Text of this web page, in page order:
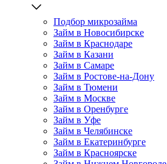
Подбор микрозайма
Займ в Новосибирске
Займ в Краснодаре
Займ в Казани
Займ в Самаре
Займ в Ростове-на-Дону
Займ в Тюмени
Займ в Москве
Займ в Оренбурге
Займ в Уфе
Займ в Челябинске
Займ в Екатеринбурге
Займ в Красноярске